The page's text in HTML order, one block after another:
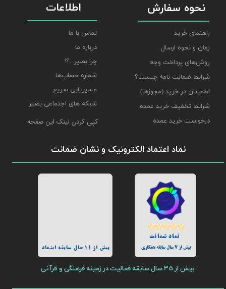
نحوه سفارش
راهنمای خرید
زمان و نحوه ارسال
روش‌های پرداخت وجه
شرایط ضمانت نامه چیست؟
اطمینان در خرید (مجوزها)
شرایط تخفیف خرید عمده
درخواست خرید عمده
نماد اعتماد الکترونیک و نشان ضمانت
بیش از 11 سال سابقه اینماد
بیش از 35 سال سابقه فعالیت در زمینه فرهنگی و قرآنی
بیش از 7 سال سابقه همکاری
اطلاعات
تماس با ما
درباره ما
چرا بصیر...؟!
شماره حساب‌ها
مسیریابی سریع
شبکه های اجتماعی بصیر
کپی کردن لینک این صفحه